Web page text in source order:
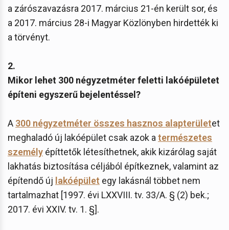
a zárószavazásra 2017. március 21-én került sor, és
a 2017. március 28-i Magyar Közlönyben hirdették ki
a törvényt.
2.
Mikor lehet 300 négyzetméter feletti lakóépületet
építeni egyszerű bejelentéssel?
A 300 négyzetméter összes hasznos alapterületet
meghaladó új lakóépület csak azok a természetes
személy építtetők létesíthetnek, akik kizárólag saját
lakhatás biztosítása céljából építkeznek, valamint az
építendő új lakóépület egy lakásnál többet nem
tartalmazhat [1997. évi LXXVIII. tv. 33/A. § (2) bek.;
2017. évi XXIV. tv. 1. §].